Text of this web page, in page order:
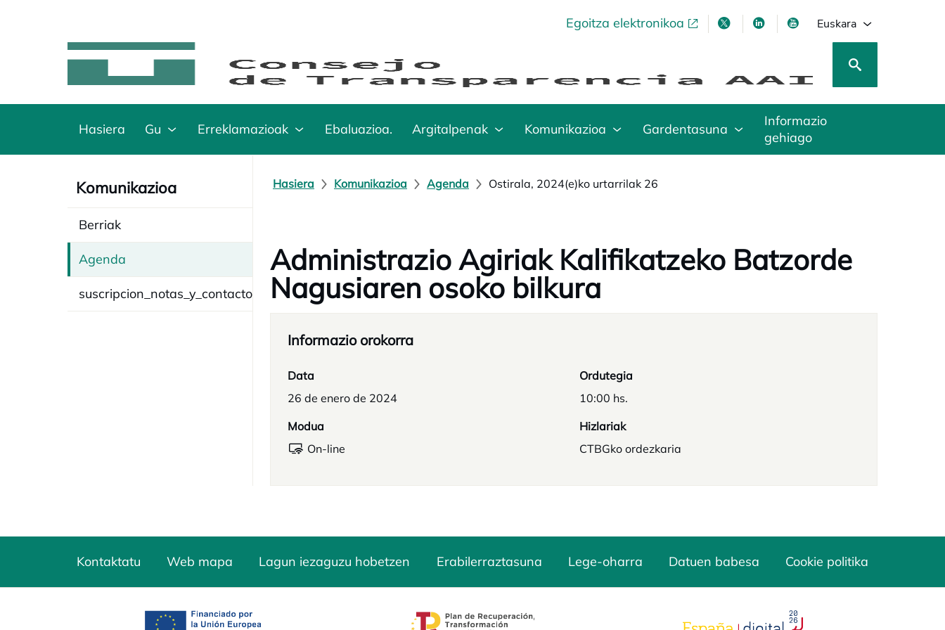
Egoitza elektronikoaopens in a new tabopens in a new tab
opens in a new tab
opens in a new tab
Euskara
Hasiera Gu Erreklamazioak Ebaluazioa. Argitalpenak Komunikazioa Gardentasuna
Informazio
gehiago
Komunikazioa
Berriak
Agenda
suscripcion_notas_y_contacto
Hasiera Komunikazioa Agenda Ostirala, 2024(e)ko urtarrilak 26
Administrazio Agiriak Kalifikatzeko Batzorde
Nagusiaren osoko bilkura
Informazio orokorra
Data
26 de enero de 2024
Ordutegia
10:00 hs.
Modua
On-line
Hizlariak
CTBGko ordezkaria
Kontaktatu Web mapa Lagun iezaguzu hobetzen Erabilerraztasuna Lege-oharra Datuen babesa Cookie politika
opens in a new tab opens in a new tab opens in a new tab